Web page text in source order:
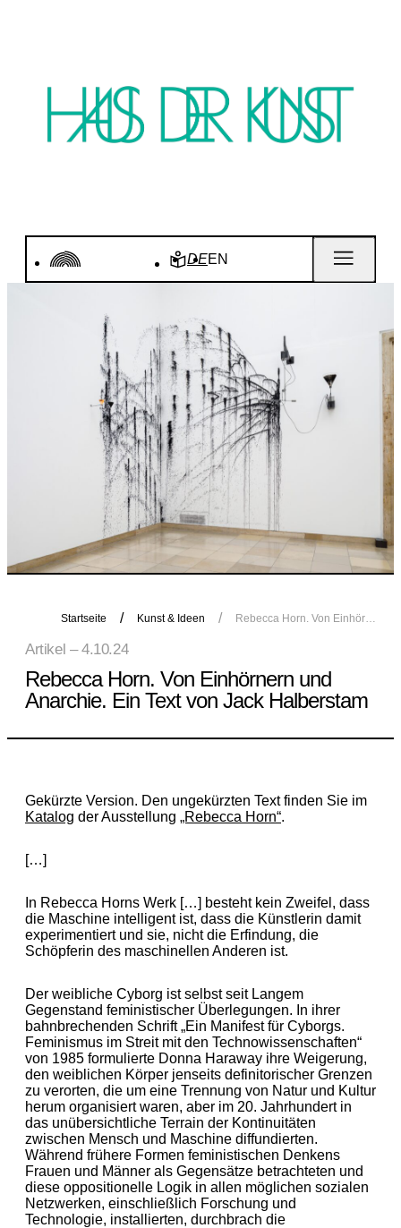
DEEN
Startseite Kunst & Ideen
Artikel – 4.10.24
Rebecca Horn. Von Einhörnern und
Anarchie. Ein Text von Jack Halberstam
Gekürzte Version. Den ungekürzten Text finden Sie im
Katalog der Ausstellung „Rebecca Horn“.
[…]
In Rebecca Horns Werk […] besteht kein Zweifel, dass
die Maschine intelligent ist, dass die Künstlerin damit
experimentiert und sie, nicht die Erfindung, die
Schöpferin des maschinellen Anderen ist.
Der weibliche Cyborg ist selbst seit Langem
Gegenstand feministischer Überlegungen. In ihrer
bahnbrechenden Schrift „Ein Manifest für Cyborgs.
Feminismus im Streit mit den Technowissenschaften“
von 1985 formulierte Donna Haraway ihre Weigerung,
den weiblichen Körper jenseits definitorischer Grenzen
zu verorten, die um eine Trennung von Natur und Kultur
herum organisiert waren, aber im 20. Jahrhundert in
das unübersichtliche Terrain der Kontinuitäten
zwischen Mensch und Maschine diffundierten.
Während frühere Formen feministischen Denkens
Frauen und Männer als Gegensätze betrachteten und
diese oppositionelle Logik in allen möglichen sozialen
Netzwerken, einschließlich Forschung und
Technologie, installierten, durchbrach die